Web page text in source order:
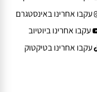
303
עקבו אחרינו בפייסבוק
עקבו אחרינו באינסטגרם